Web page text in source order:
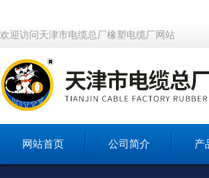
欢迎访问天津市电缆总厂橡塑电缆厂网站
网站首页 公司简介 产